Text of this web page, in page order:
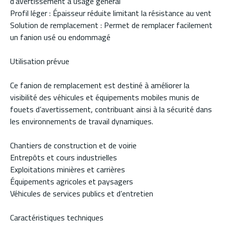
Profil léger : Épaisseur réduite limitant la résistance au vent
Solution de remplacement : Permet de remplacer facilement
un fanion usé ou endommagé
Utilisation prévue
Ce fanion de remplacement est destiné à améliorer la
visibilité des véhicules et équipements mobiles munis de
fouets d’avertissement, contribuant ainsi à la sécurité dans
les environnements de travail dynamiques.
Chantiers de construction et de voirie
Entrepôts et cours industrielles
Exploitations minières et carrières
Équipements agricoles et paysagers
Véhicules de services publics et d’entretien
Caractéristiques techniques